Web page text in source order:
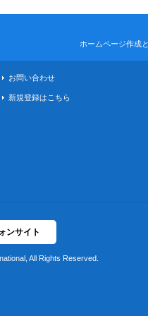
ホームページ作成
お問い合わせ
新規登録はこちら
ンサイト
All Rights Reserved.